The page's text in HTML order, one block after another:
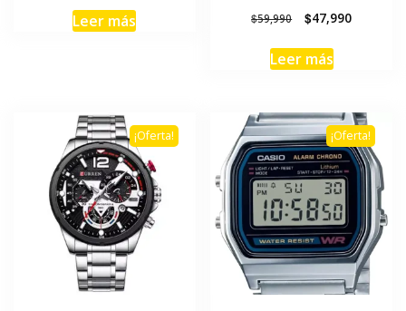
original
era:
Leer más $59,990
El
original
era:
$47,990El
Leer más
¡Oferta! ¡Oferta!